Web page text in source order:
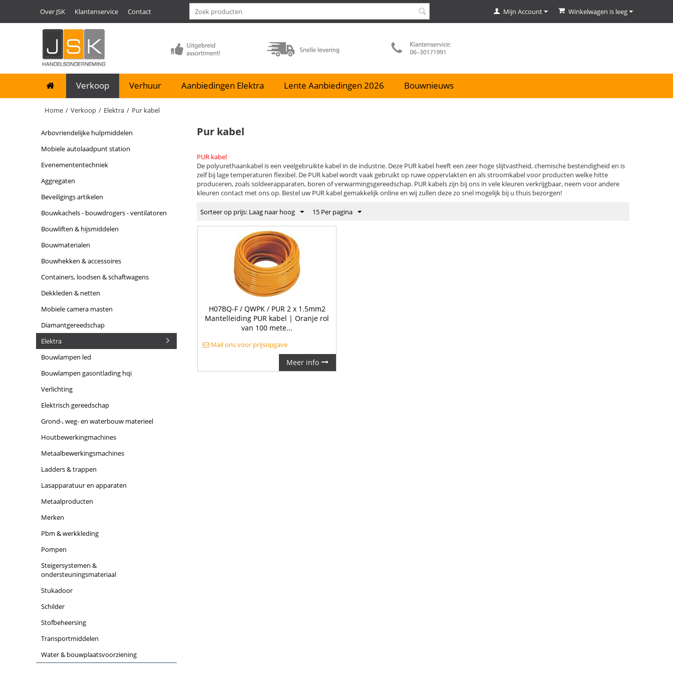
Over JSK Klantenservice Contact Winkelwagen is leeg
Mijn Account
Verkoop Verhuur Aanbiedingen Elektra Lente Aanbiedingen 2026 Bouwnieuws
Home / Verkoop / Elektra / Pur kabel
arbovriendelijke hulpmiddelen
mobiele autolaadpunt station
evenemententechniek
aggregaten
beveiligings artikelen
bouwkachels - bouwdrogers - ventilatoren
bouwliften & hijsmiddelen
bouwmaterialen
bouwhekken & accessoires
containers, loodsen & schaftwagens
dekkleden & netten
mobiele camera masten
diamantgereedschap
elektra
bouwlampen led
bouwlampen gasontlading hqi
verlichting
elektrisch gereedschap
grond-, weg- en waterbouw materieel
houtbewerkingmachines
metaalbewerkingsmachines
ladders & trappen
lasapparatuur en apparaten
metaalproducten
merken
pbm & werkkleding
pompen
steigersystemen &
ondersteuningsmateriaal
stukadoor
schilder
stofbeheersing
transportmiddelen
water & bouwplaatsvoorziening
Pur kabel
PUR kabel
De polyurethaankabel is een veelgebruikte kabel in de industrie. Deze PUR kabel heeft een zeer hoge slijtvastheid, chemische bestendigheid en is
zelf bij lage temperaturen flexibel. De PUR kabel wordt vaak gebruikt op ruwe oppervlakten en als stroomkabel voor producten welke hitte
produceren, zoals soldeerapparaten, boren of verwarmingsgereedschap. PUR kabels zijn bij ons in vele kleuren verkrijgbaar, neem voor andere
kleuren contact met ons op. Bestel uw PUR kabel gemakkelijk online en wij zullen deze zo snel mogelijk bij u thuis bezorgen!
Sorteer op prijs: Laag naar hoog 15 Per pagina
H07BQ-F / QWPK / PUR 2 x 1.5mm2
Mantelleiding PUR kabel | Oranje rol
van 100 mete...
Mail ons voor prijsopgave
Meer info